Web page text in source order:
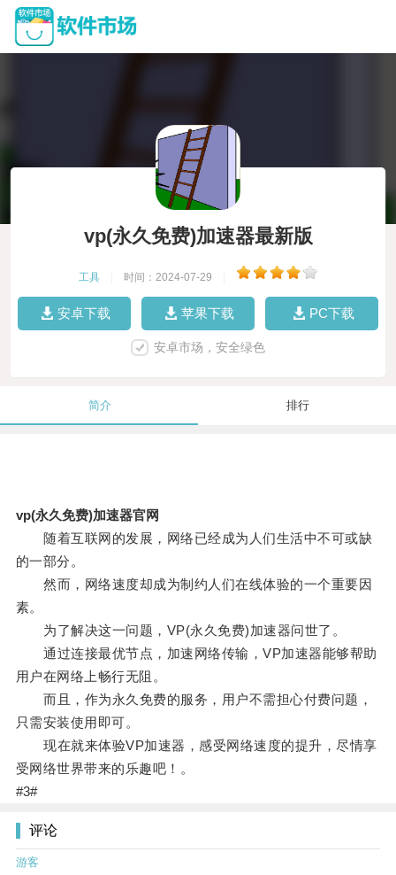
vp(永久免费)加速器最新版
工具 时间：2024-07-29
安卓下载 苹果下载 PC下载
安卓市场，安全绿色
简介 排行
vp(永久免费)加速器官网
随着互联网的发展，网络已经成为人们生活中不可或缺
的一部分。
然而，网络速度却成为制约人们在线体验的一个重要因
素。
为了解决这一问题，VP(永久免费)加速器问世了。
通过连接最优节点，加速网络传输，VP加速器能够帮助
用户在网络上畅行无阻。
而且，作为永久免费的服务，用户不需担心付费问题，
只需安装使用即可。
现在就来体验VP加速器，感受网络速度的提升，尽情享
受网络世界带来的乐趣吧！。
#3#
评论
游客